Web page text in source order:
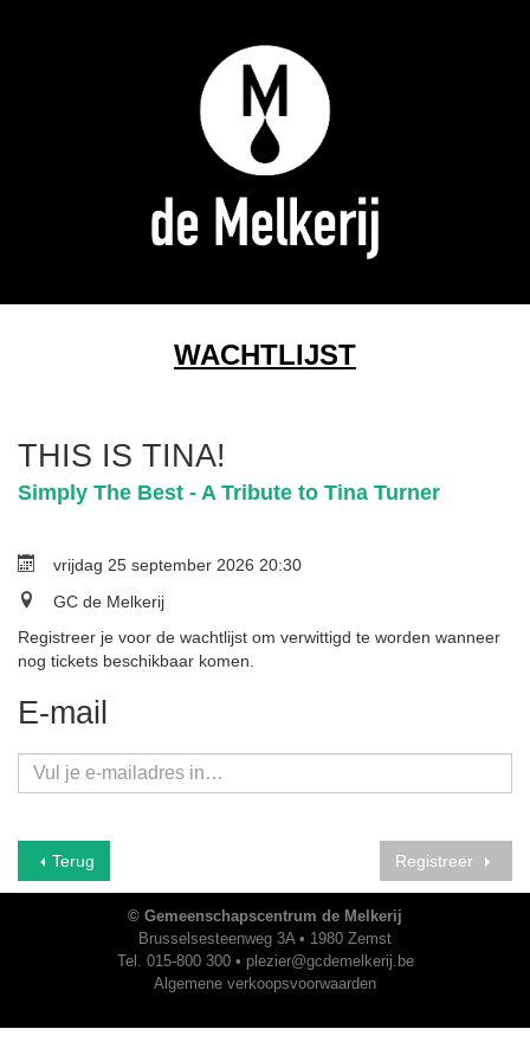
WACHTLIJST
THIS IS TINA!
Simply The Best - A Tribute to Tina Turner
vrijdag 25 september 2026 20:30
GC de Melkerij
Registreer je voor de wachtlijst om verwittigd te worden wanneer
nog tickets beschikbaar komen.
E-mail
Terug Registreer
© Gemeenschapscentrum de Melkerij
Brusselsesteenweg 3A • 1980 Zemst
Tel. 015-800 300 • plezier@gcdemelkerij.be
Algemene verkoopsvoorwaarden